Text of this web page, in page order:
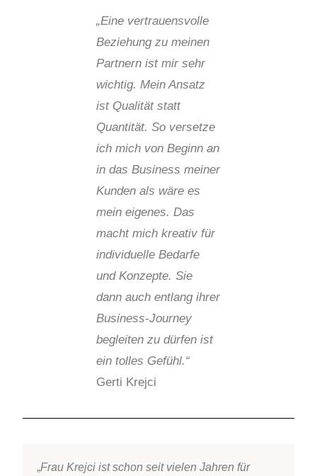
„Eine vertrauensvolle
Beziehung zu meinen
Partnern ist mir sehr
wichtig. Mein Ansatz
ist Qualität statt
Quantität. So versetze
ich mich von Beginn an
in das Business meiner
Kunden als wäre es
mein eigenes. Das
macht mich kreativ für
individuelle Bedarfe
und Konzepte. Sie
dann auch entlang ihrer
Business-Journey
begleiten zu dürfen ist
ein tolles Gefühl.“
Gerti Krejci
„Frau Krejci ist schon seit vielen Jahren für